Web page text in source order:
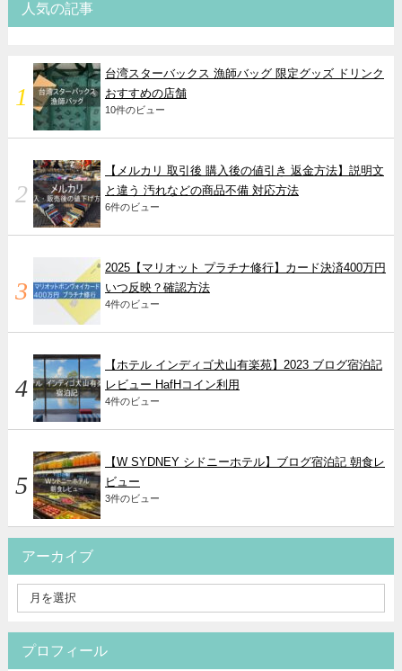
人気の記事
台湾スターバックス 漁師バッグ 限定グッズ ドリンク
おすすめの店舗
10件のビュー
【メルカリ 取引後 購入後の値引き 返金方法】説明文
と違う 汚れなどの商品不備 対応方法
6件のビュー
2025【マリオット プラチナ修行】カード決済400万円
いつ反映？確認方法
4件のビュー
【ホテル インディゴ犬山有楽苑】2023 ブログ宿泊記
レビュー HafHコイン利用
4件のビュー
【W SYDNEY シドニーホテル】ブログ宿泊記 朝食レ
ビュー
3件のビュー
アーカイブ
プロフィール